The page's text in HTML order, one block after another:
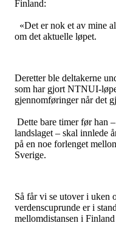
Finland:
«Det er nok et av mine
om det aktuelle løpet.
Deretter ble deltakerne
som har gjort NTNUI-
gjennomføringer når det
Dette bare timer før han
landslaget – skal innlede
på en noe forlenget
Sverige.
Så får vi se utover i uken
verdenscuprunde er i
mellomdistansen i